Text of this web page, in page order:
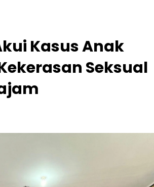
Kasus Anak
Seksual